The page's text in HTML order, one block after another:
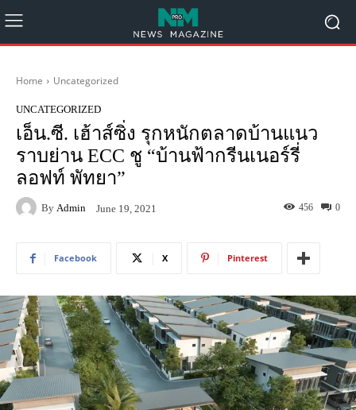
Home Uncategorized
UNCATEGORIZED
เอ็น.ซี. เฮ้าส์ซิ่ง รุกหนักตลาดบ้านแนว
ราบย่าน ECC ชู “บ้านฟ้ากรีนเนอร์รี่
ลอฟท์ พัทยา”
By Admin June 19, 2021 0
456
Facebook X Pinterest